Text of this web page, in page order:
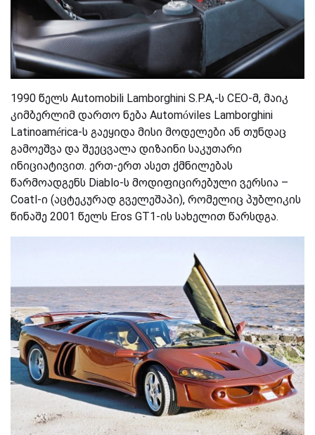
1990 წელს Automobili Lamborghini S.P.A,-ს CEO-მ, მაიკ
კიმბერლიმ დართო ნება Automóviles Lamborghini
Latinoamérica-ს გაეყიდა მისი მოდელები ან თუნდაც
გამოეშვა და შეეცვალა დიზაინი საკუთარი
ინიციატივით. ერთ-ერთ ასეთ ქმნილებას
წარმოადგენს Diablo-ს მოდიფიცირებული ვერსია –
Coatl-ი (აცტეკურად გველეშაპი), რომელიც პუბლიკის
წინაშე 2001 წელს Eros GT1-ის სახელით წარსდგა.